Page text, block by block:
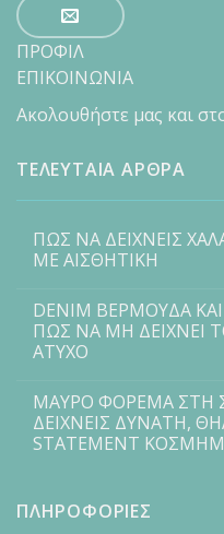
ΠΡΟΦΙΛ
ΕΠΙΚΟΙΝΩΝΙΑ
Ακολουθήστε μας και
ΤΕΛΕΥΤΑΙΑ ΑΡΘΡΑ
ΠΩΣ ΝΑ ΔΕΙΧΝΕΙΣ
ΜΕ ΑΙΣΘΗΤΙΚΗ
DENIM ΒΕΡΜΟΥΔΑ
ΠΩΣ ΝΑ ΜΗ ΔΕΙΧΝΕΙ
ΑΤΥΧΟ
ΜΑΥΡΟ ΦΟΡΕΜΑ ΣΤΗ
ΔΕΙΧΝΕΙΣ ΔΥΝΑΤΗ,
STATEMENT
ΠΛΗΡΟΦΟΡΙΕΣ